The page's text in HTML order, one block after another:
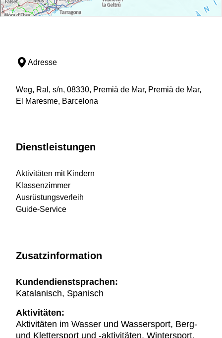
Adresse
Weg, Ral, s/n, 08330, Premià de Mar, Premià de Mar,
El Maresme, Barcelona
Dienstleistungen
Aktivitäten mit Kindern
Klassenzimmer
Ausrüstungsverleih
Guide-Service
Zusatzinformation
Kundendienstsprachen:
Katalanisch, Spanisch
Aktivitäten:
Aktivitäten im Wasser und Wassersport, Berg-
und Klettersport und -aktivitäten, Wintersport,